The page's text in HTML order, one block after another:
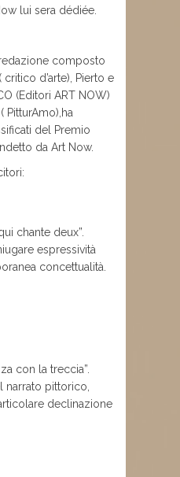
lui sera dédiée.
composto
critico d’arte), Pierto e
(Editori ART NOW)
PitturAmo),ha
del Premio
da Art Now.
chante deux”.
espressività
concettualità.
con la treccia”.
narrato pittorico,
declinazione